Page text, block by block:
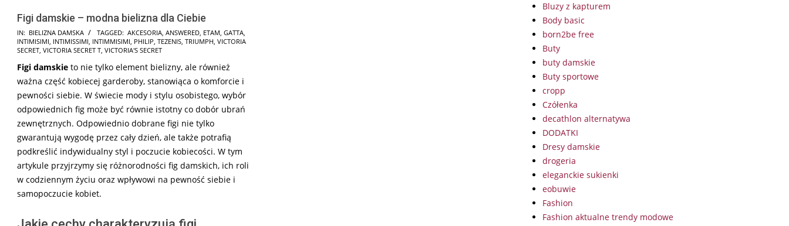
Figi damskie – modna bielizna dla Ciebie
2025-
01-
IN: BIELIZNA DAMSKA TAGGED: AKCESORIA, ANSWERED, ETAM, GATTA,
INTIMISIMI, INTIMISSIMI, INTIMMISIMI, PHILIP, TEZENIS, TRIUMPH, VICTORIA
SECRET, VICTORIA SECRET T, VICTORIA'S SECRET
Figi damskie to nie tylko element bielizny, ale również
ważna część kobiecej garderoby, stanowiąca o komforcie i
pewności siebie. W świecie mody i stylu osobistego, wybór
odpowiednich fig może być równie istotny co dobór ubrań
zewnętrznych. Odpowiednio dobrane figi nie tylko
gwarantują wygodę przez cały dzień, ale także potrafią
podkreślić indywidualny styl i poczucie kobiecości. W tym
artykule przyjrzymy się różnorodności fig damskich, ich roli
w codziennym życiu oraz wpływowi na pewność siebie i
samopoczucie kobiet.
Bluzy z kapturem
Body basic
born2be free
Buty
buty damskie
Buty sportowe
cropp
Czółenka
decathlon alternatywa
DODATKI
Dresy damskie
drogeria
eleganckie sukienki
eobuwie
Fashion
Fashion aktualne trendy modowe